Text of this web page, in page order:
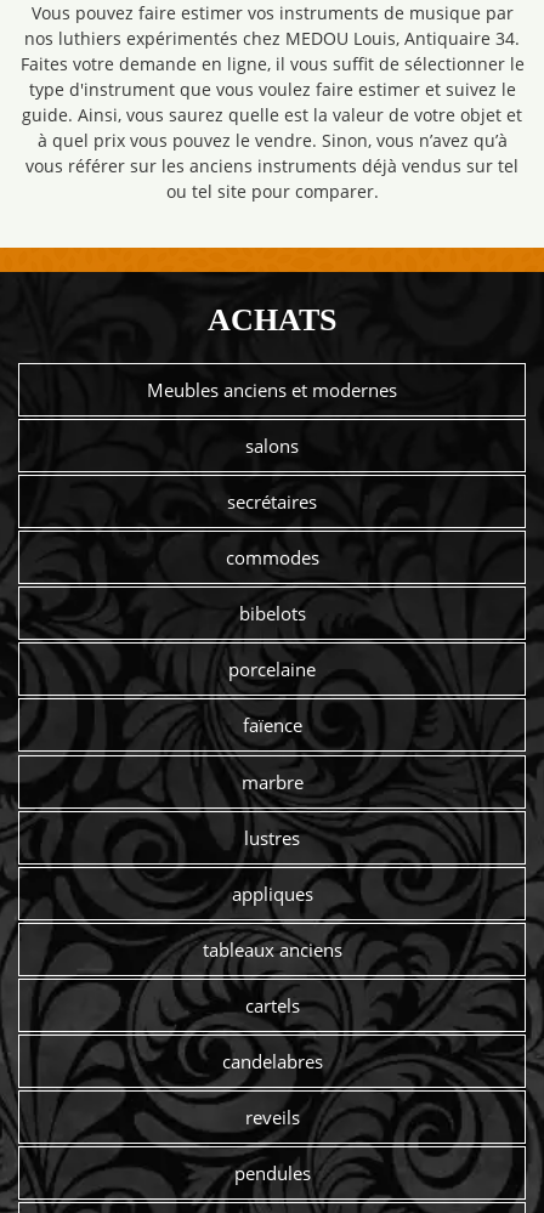
Vous pouvez faire estimer vos instruments de musique par
nos luthiers expérimentés chez MEDOU Louis, Antiquaire 34.
Faites votre demande en ligne, il vous suffit de sélectionner le
type d'instrument que vous voulez faire estimer et suivez le
guide. Ainsi, vous saurez quelle est la valeur de votre objet et
à quel prix vous pouvez le vendre. Sinon, vous n’avez qu’à
vous référer sur les anciens instruments déjà vendus sur tel
ou tel site pour comparer.
ACHATS
Meubles anciens et modernes
salons
secrétaires
commodes
bibelots
porcelaine
faïence
marbre
lustres
appliques
tableaux anciens
cartels
candelabres
reveils
pendules